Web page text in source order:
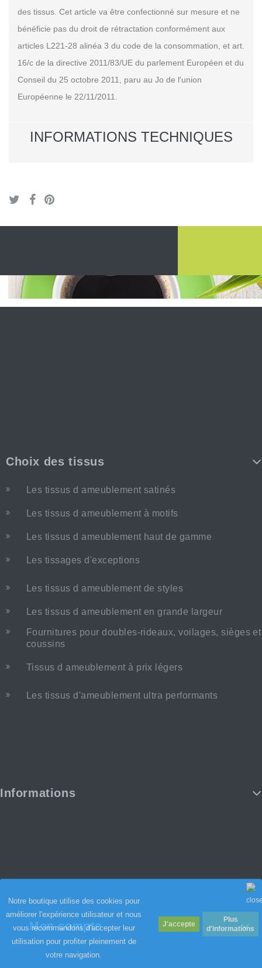
Notre boutique utilise des cookies pour
améliorer l'expérience utilisateur et nous
vous recommandons d'accepter leur
utilisation pour profiter pleinement de
votre navigation.
Plus
d'informations
des tissus. Cet article va être confectionné sur mesure et ne
bénéficie pas du droit de rétractation conformément aux
articles L221-28 alinéa 3 du code de la consommation, et art.
16/c de la directive 2011/83/UE du parlement Européen et du
Conseil du 25 octobre 2011, paru au Jo de l'union
Européenne le 22/11/2011.
INFORMATIONS TECHNIQUES
Choix des tissus
Les tissus d ameublement satinés
Les tissus d ameublement à motifs
Les tissus d ameublement haut de gamme
Les tissages d'exceptions
Les tissus d ameublement de styles
Les tissus d ameublement en grande largeur
Fournitures pour doubles-rideaux, voilages, sièges et
coussins
Tissus d ameublement à prix légers
Les tissus d'ameublement ultra performants
Informations
Mon compte